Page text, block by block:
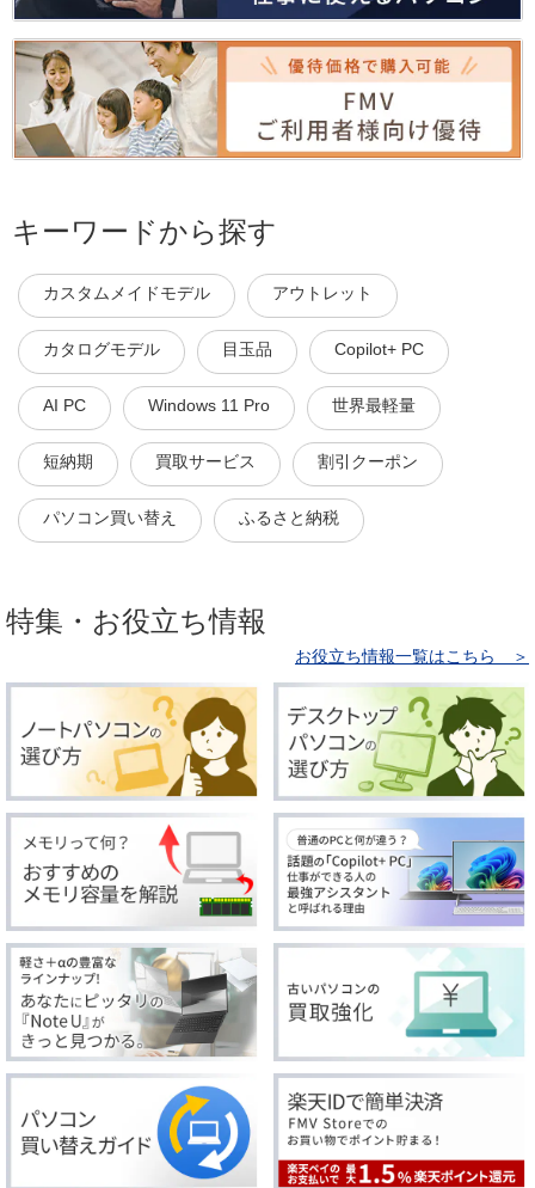
キーワードから探す
カスタムメイドモデル アウトレット
カタログモデル 目玉品 Copilot+ PC
AI PC Windows 11 Pro 世界最軽量
短納期 買取サービス 割引クーポン
パソコン買い替え ふるさと納税
特集・お役立ち情報
お役立ち情報一覧はこちら ＞